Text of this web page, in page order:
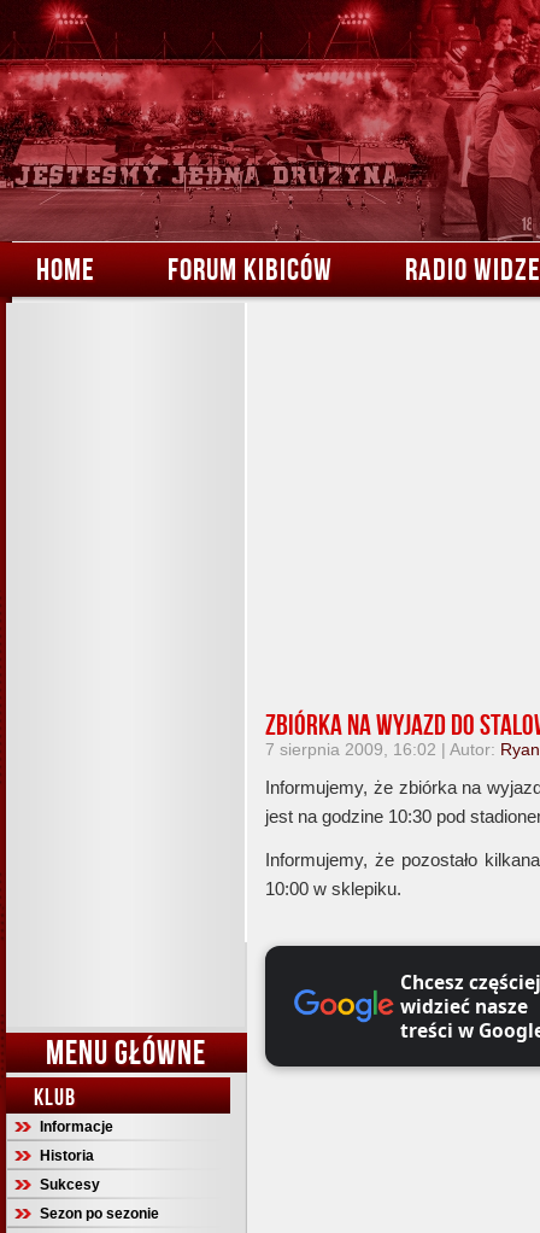
HOME FORUM KIBICÓW RADIO
MENU GŁÓWNE
KLUB
Informacje
Historia
Sukcesy
Sezon po sezonie
Zbiórka na wyjazd do
7 sierpnia 2009, 16:02 | Autor: Ryan
Informujemy, że zbiórka na
jest na godzine 10:30 pod
Informujemy, że pozostało
10:00 w sklepiku.
Chcesz częściej
widzieć nasze
treści w